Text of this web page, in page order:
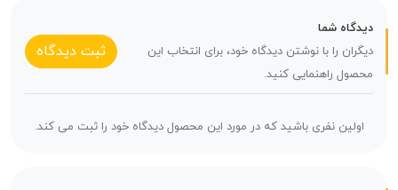
دیدگاه شما
دیگران را با نوشتن دیدگاه خود، برای انتخاب این
محصول راهنمایی کنید.
ثبت دیدگاه
اولین نفری باشید که در مورد این محصول دیدگاه خود را ثبت می کند.